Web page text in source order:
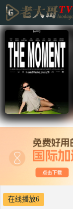
在线播放6